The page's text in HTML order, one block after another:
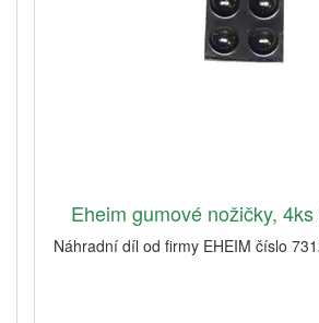
Eheim gumové nožičky,
Náhradní díl od firmy EHEIM číslo